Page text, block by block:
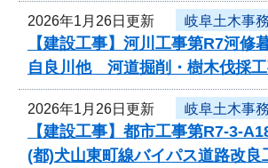
2026年1月26日更新 岐阜土木事
【建設工事】河川工事第R7河
自良川他 河道掘削・樹木伐採
2026年1月26日更新 岐阜土木事
【建設工事】都市工事第R7-3-
(都)犬山東町線バイパス道路改